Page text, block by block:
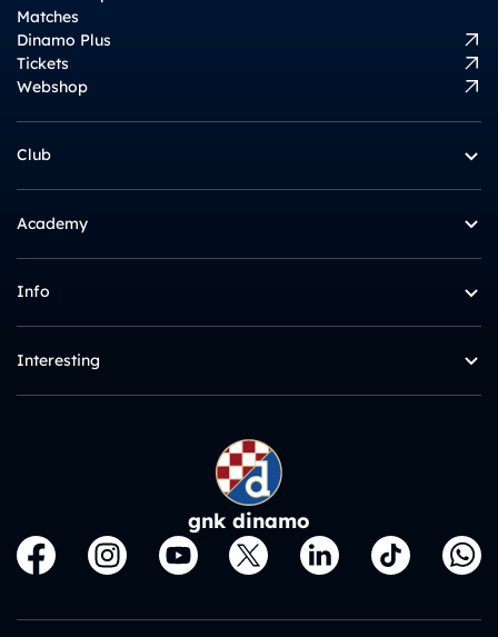
Matches
Dinamo Plus
Tickets
Webshop
Club
Academy
Info
Interesting
gnk dinamo